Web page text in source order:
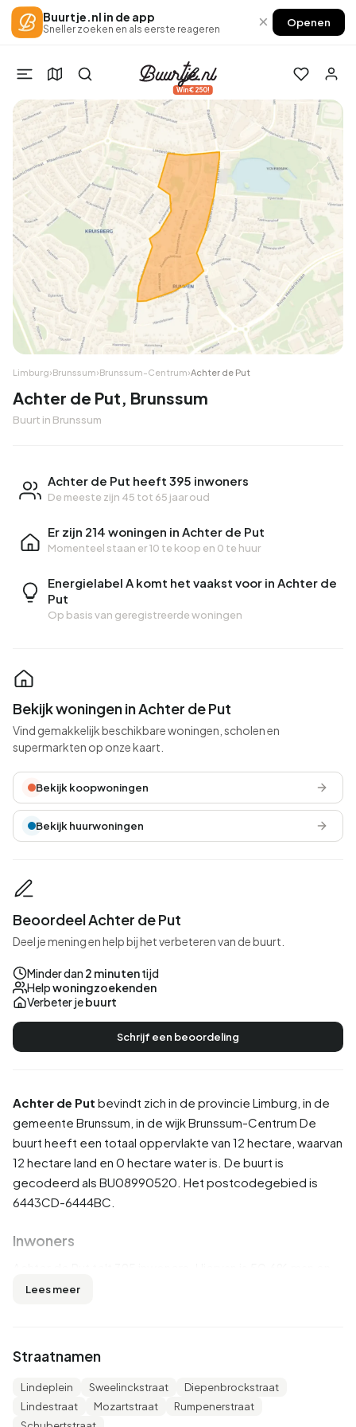
Buurtje.nl in de app
Sneller zoeken en als eerste reageren × Openen
Win €250!
Limburg›Brunssum›Brunssum-Centrum›Achter de Put
Achter de Put, Brunssum
Buurt in Brunssum
Achter de Put heeft 395 inwoners
De meeste zijn 45 tot 65 jaar oud
Er zijn 214 woningen in Achter de Put
Momenteel staan er10 te koop en 0 te huur
Energielabel A komt het vaakst voor in Achter de
Put
Op basis van geregistreerde woningen
Achter de Put bevindt zich in de provincie Limburg , in de
gemeente Brunssum , in de wijkBrunssum-Centrum De
buurt heeft een totaal oppervlakte van 12 hectare, waarvan
12 hectare land en 0 hectare water is. De buurt is
gecodeerd als BU08990520. Het postcodegebied is
6443CD-6444BC.
Inwoners
48,1% vrouw. De meeste inwoners zijn 45 tot 65 jaar
ongehuwd, 43,0% is gehuwd, 8,9% is gescheiden en 6,3%
is verweduwd. 300 inwoners komen uit Nederland, 70
komen uit Europa en 25 komen uit landen buiten Europa.
Lees meer
Straatnamen
Lindeplein Sweelinckstraat
Diepenbrockstraat
Lindestraat
Mozartstraat
Rumpenerstraat
Bekijk woningen in Achter de Put
Vind gemakkelijk beschikbare woningen, scholen en
supermarkten op onze kaart.
Bekijk koopwoningen
Bekijk huurwoningen
Beoordeel Achter de Put
Deel je mening en help bij het verbeteren van de buurt.
Minder dan 2 minutentijd
Helpwoningzoekenden
Verbeter jebuurt
Schrijf een beoordeling